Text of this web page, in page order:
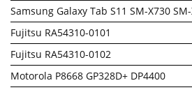
Samsung Galaxy Tab S11 SM-X730
Fujitsu RA54310-0101
Fujitsu RA54310-0102
Motorola P8668 GP328D+ DP4400